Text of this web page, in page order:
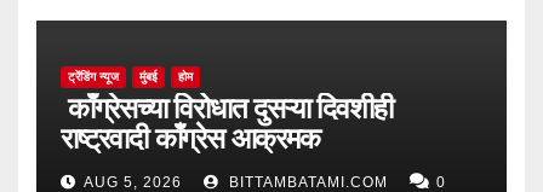
ट्रेंडिंग न्यूज मुंबई होम
काँग्रेसच्या विरोधात दुसऱ्या दिवशीही
राष्ट्रवादी काँग्रेस आक्रमक
AUG 5, 2026 BITTAMBATAMI.COM 0